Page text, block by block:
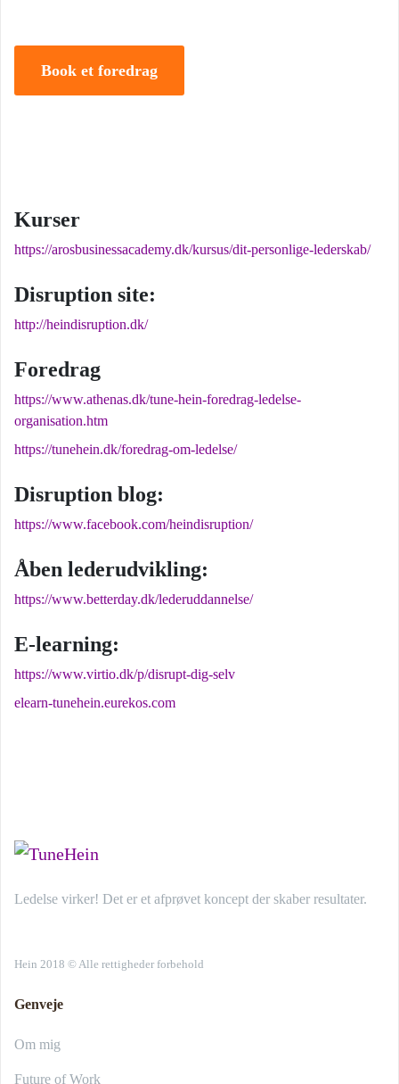
Book et foredrag
Kurser
https://arosbusinessacademy.dk/kursus/dit-personlige-lederskab/
Disruption site:
http://heindisruption.dk/
Foredrag
https://www.athenas.dk/tune-hein-foredrag-ledelse-
organisation.htm
https://tunehein.dk/foredrag-om-ledelse/
Disruption blog:
https://www.facebook.com/heindisruption/
Åben lederudvikling:
https://www.betterday.dk/lederuddannelse/
E-learning:
https://www.virtio.dk/p/disrupt-dig-selv
elearn-tunehein.eurekos.com
Ledelse virker! Det er et afprøvet koncept der skaber resultater.
Hein 2018 © Alle rettigheder forbehold
Genveje
Om mig
Future of Work